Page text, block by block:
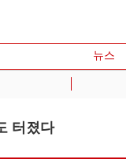
뉴스
터졌다